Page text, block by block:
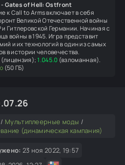
Gates of Hell: Ostfront
к Call to Arms включает в себя
Великой Отечественной войны
Гитлеровской Германии. Начиная с
войны в 1945. Игра представит
и их технологий в один из самых
в истории человечества.
(лицензия);1.045.0 (взломанная).
(50 ГБ)
/ Мультиплеерные моды /
(динамическая кампания)
23 ноя 2022, 19:57